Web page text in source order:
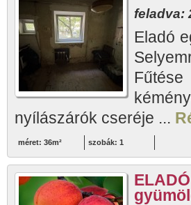
feladva:
Eladó
nyílászárók cseréje ...
méret: 36m² szobák: 1